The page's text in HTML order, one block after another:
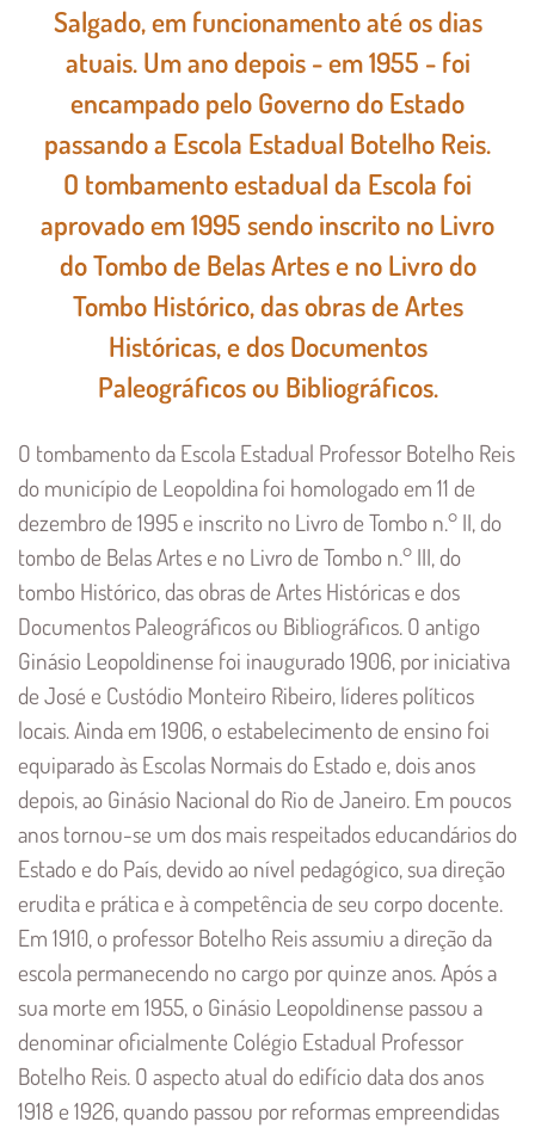
Salgado, em funcionamento até os dias
atuais. Um ano depois - em 1955 - foi
encampado pelo Governo do Estado
passando a Escola Estadual Botelho Reis.
O tombamento estadual da Escola foi
aprovado em 1995 sendo inscrito no Livro
do Tombo de Belas Artes e no Livro do
Tombo Histórico, das obras de Artes
Históricas, e dos Documentos
Paleográficos ou Bibliográficos.
O tombamento da Escola Estadual Professor Botelho Reis
do município de Leopoldina foi homologado em 11 de
dezembro de 1995 e inscrito no Livro de Tombo n.° II, do
tombo de Belas Artes e no Livro de Tombo n.° III, do
tombo Histórico, das obras de Artes Históricas e dos
Documentos Paleográficos ou Bibliográficos. O antigo
Ginásio Leopoldinense foi inaugurado 1906, por iniciativa
de José e Custódio Monteiro Ribeiro, líderes políticos
locais. Ainda em 1906, o estabelecimento de ensino foi
equiparado às Escolas Normais do Estado e, dois anos
depois, ao Ginásio Nacional do Rio de Janeiro. Em poucos
anos tornou-se um dos mais respeitados educandários do
Estado e do País, devido ao nível pedagógico, sua direção
erudita e prática e à competência de seu corpo docente.
Em 1910, o professor Botelho Reis assumiu a direção da
escola permanecendo no cargo por quinze anos. Após a
sua morte em 1955, o Ginásio Leopoldinense passou a
denominar oficialmente Colégio Estadual Professor
Botelho Reis. O aspecto atual do edifício data dos anos
1918 e 1926, quando passou por reformas empreendidas